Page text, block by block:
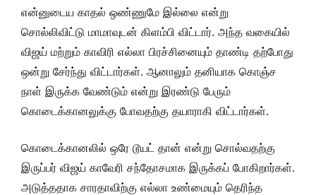
என்னுடைய காதல் ஒண்ணுமே இல்லை என்று
சொல்லிவிட்டு மாமாவுடன் கிளம்பி விட்டார். அந்த வகையில்
விஜய் மற்றும் காவிரி எல்லா பிரச்சினையும் தாண்டி தற்போது
ஒன்று சேர்ந்து விட்டார்கள். ஆனாலும் தனியாக கொஞ்ச
நாள் இருக்க வேண்டும் என்று இரண்டு பேரும்
கொடைக்கானலுக்கு போவதற்கு தயாராகி விட்டார்கள்.
கொடைக்கானலில் ஒரே டூயட் தான் என்று சொல்வதற்கு
இருப்பர் விஜய் காவேரி சந்தோசமாக இருக்கப் போகிறார்கள்.
அடுத்ததாக சாரதாவிற்கு எல்லா உண்மையும் தெரிந்த